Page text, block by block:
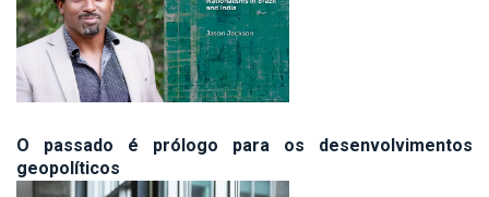
O passado é prólogo para os desenvolvimentos
geopolíticos